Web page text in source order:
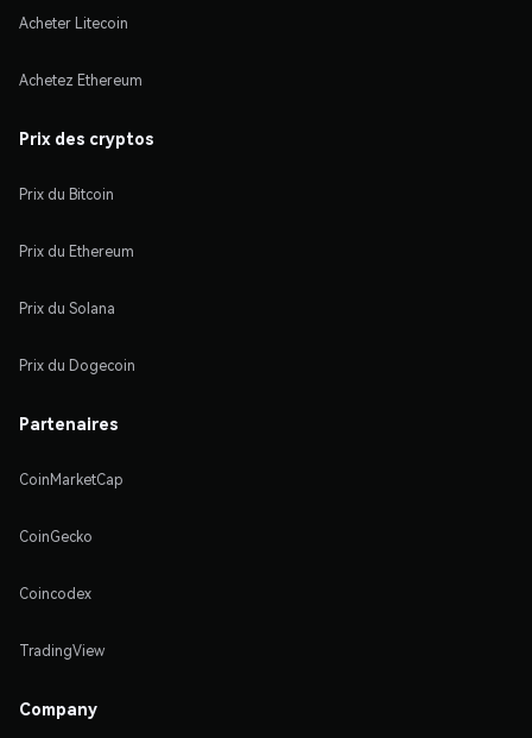
Acheter Litecoin
Achetez Ethereum
Prix des cryptos
Prix du Bitcoin
Prix du Ethereum
Prix du Solana
Prix du Dogecoin
Partenaires
CoinMarketCap
CoinGecko
Coincodex
TradingView
Company